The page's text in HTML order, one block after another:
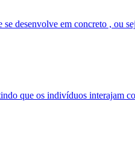
desenvolve em concreto , ou
que os indivíduos interajam